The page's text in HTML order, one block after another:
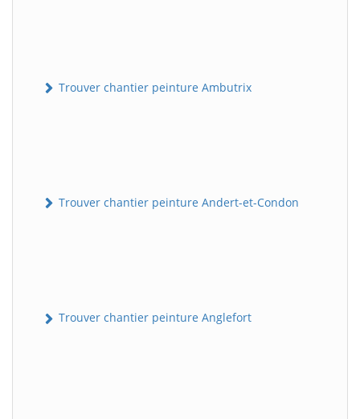
Trouver chantier peinture Ambutrix
Trouver chantier peinture Andert-et-Condon
Trouver chantier peinture Anglefort